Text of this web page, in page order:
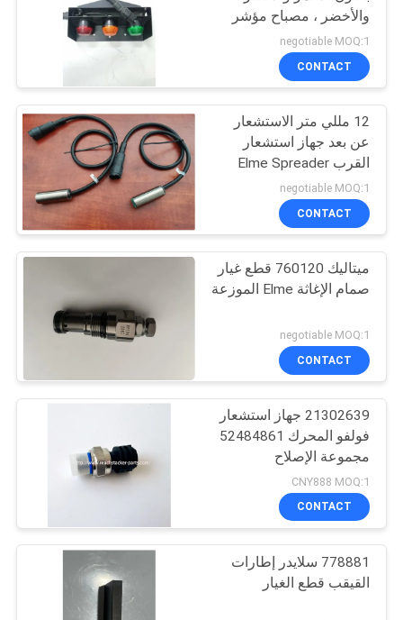
PRIVACY
POLICY
قطع غيار Fantuzzi
11
قطع غيار CVS Ferrari
Reach Stacker
9
Hyster Reach
Stacker أجزاء
9
والأخضر ، مصباح مؤشر
إشارة 24 فولت
negotiable MOQ:1
CONTACT
12 مللي متر الاستشعار
عن بعد جهاز استشعار
القرب Elme Spreader
negotiable MOQ:1
CONTACT
ميتاليك 760120 قطع غيار
صمام الإغاثة Elme الموزعة
negotiable MOQ:1
CONTACT
21302639 جهاز استشعار
فولفو المحرك 52484861
مجموعة الإصلاح
CNY888 MOQ:1
CONTACT
778881 سلايدر إطارات
القيقب قطع الغيار